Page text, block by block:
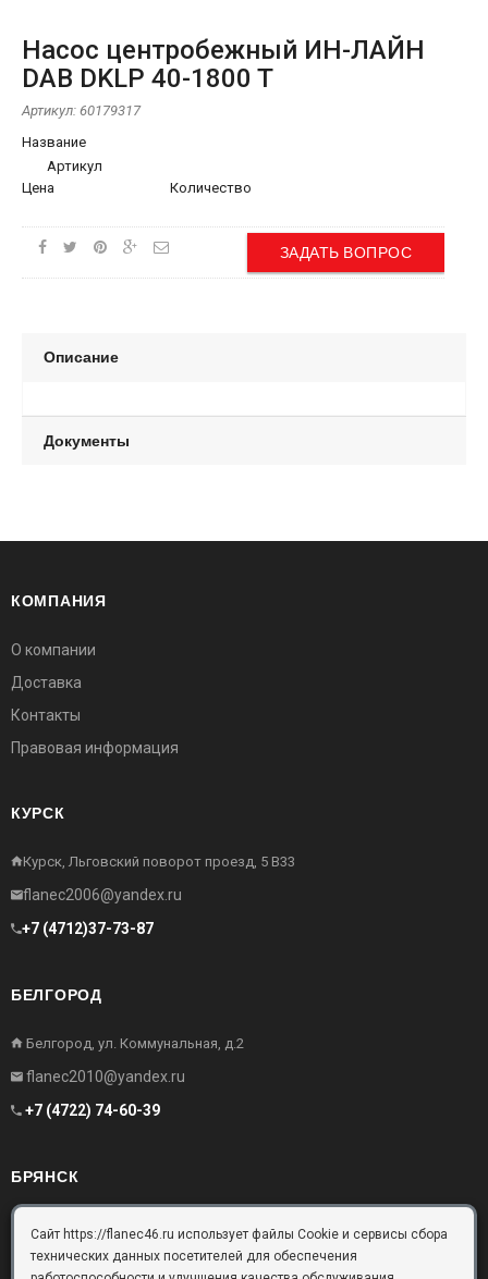
Насос центробежный ИН-ЛАЙН
DAB DKLP 40-1800 T
Артикул: 60179317
Название
Артикул
Цена
Количество
ЗАДАТЬ ВОПРОС
Описание
Документы
КОМПАНИЯ
О компании
Доставка
Контакты
Правовая информация
КУРСК
Курск, Льговский поворот проезд, 5 В33
flanec2006@yandex.ru
+7 (4712)37-73-87
БЕЛГОРОД
Белгород, ул. Коммунальная, д.2
flanec2010@yandex.ru
+7 (4722) 74-60-39
БРЯНСК
Брянск, Московский проезд, д.10, офис 3
flanec32@yandex.ru
Сайт https://flanec46.ru использует файлы Cookie и сервисы сбора
технических данных посетителей для обеспечения